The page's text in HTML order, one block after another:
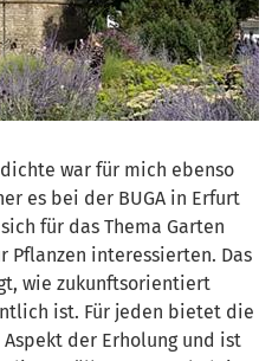
war für mich ebenso
es bei der BUGA in Erfurt
für das Thema Garten
Pflanzen interessierten. Das
wie zukunftsorientiert
ist. Für jeden bietet die
der Erholung und ist